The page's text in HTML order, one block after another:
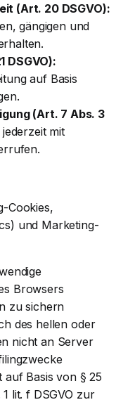
(Art. 20 DSGVO):
gängigen und
DSGVO):
auf Basis
(Art. 7 Abs. 3
mit
Cookies,
und Marketing-
Browsers
zu sichern
des hellen oder
nicht an Server
auf Basis von § 25
lit. f DSGVO zur